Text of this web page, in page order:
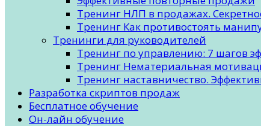
Тренинг НЛП в продажах.
Тренинг Как противостоять
Тренинги для руководителей
Тренинг по управлению: 7 шагов
Тренинг Нематериальная
Тренинг наставничество.
Разработка скриптов продаж
Бесплатное обучение
Он-лайн обучение